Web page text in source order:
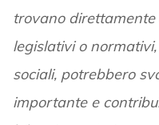
trovano
legislativi o
sociali, potrebbero
importante e